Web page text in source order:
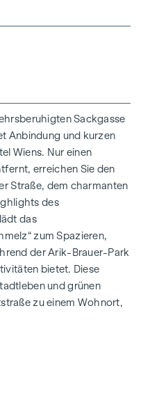
1160 Wien,
m²
einzigartiges
auf
hochwertige
Edle Parkettböden
Sackgasse
Anbindung und kurzen
Wiens. Nur einen
erreichen Sie den
Straße, dem charmanten
des
das
zum Spazieren,
der Arik-Brauer-Park
bietet. Diese
und grünen
zu einem Wohnort,